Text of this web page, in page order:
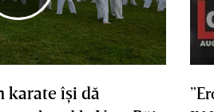
karate îşi dă